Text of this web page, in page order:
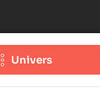
Univers